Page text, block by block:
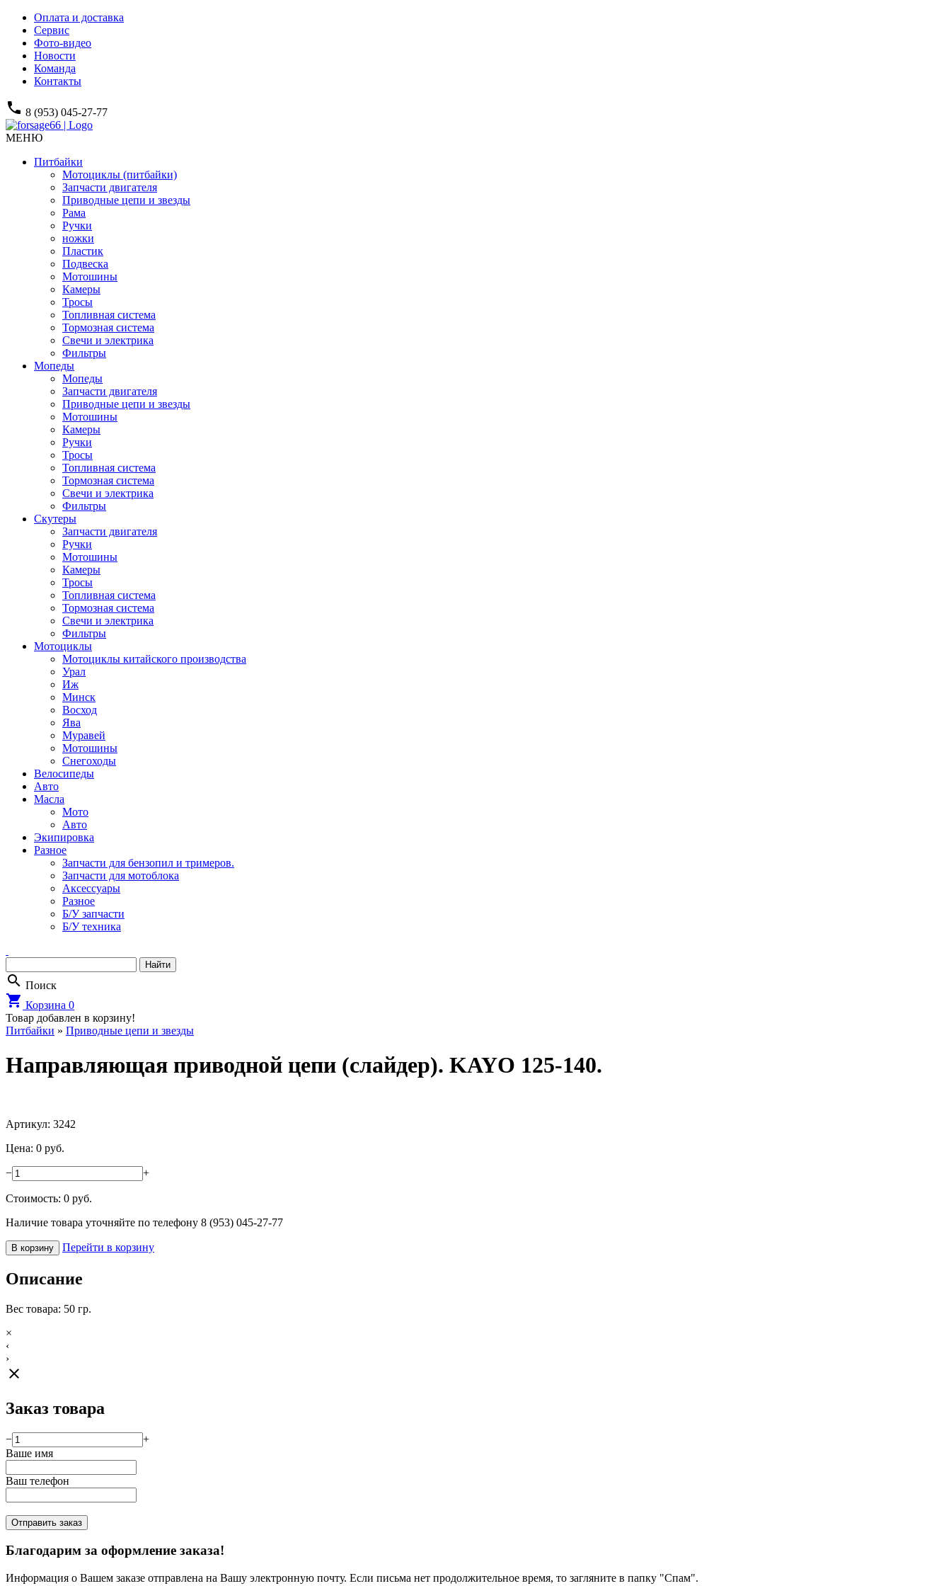
Оплата и доставка
Сервис
Фото-видео
Новости
Команда
Контакты
phone 8 (953) 045-27-77
МЕНЮ
Питбайки
Мотоциклы (питбайки)
Запчасти двигателя
Приводные цепи и звезды
Рама
Ручки
ножки
Пластик
Подвеска
Мотошины
Камеры
Тросы
Топливная система
Тормозная система
Свечи и электрика
Фильтры
Мопеды
Мопеды
Запчасти двигателя
Приводные цепи и звезды
Мотошины
Камеры
Ручки
Тросы
Топливная система
Тормозная система
Свечи и электрика
Фильтры
Cкутеры
Запчасти двигателя
Ручки
Мотошины
Камеры
Тросы
Топливная система
Тормозная система
Свечи и электрика
Фильтры
Мотоциклы
Мотоциклы китайского производства
Урал
Иж
Минск
Восход
Ява
Муравей
Мотошины
Снегоходы
Велосипеды
Авто
Масла
Мото
Авто
Экипировка
Разное
Запчасти для бензопил и тримеров.
Запчасти для мотоблока
Аксессуары
Разное
Б/У запчасти
Б/У техника
search Поиск
shopping_cart Корзина 0
Товар добавлен в корзину!
Питбайки » Приводные цепи и звезды
Направляющая приводной цепи (слайдер). KAYO 125-140.
Артикул: 3242
Цена: 0 руб.
− +
Стоимость: 0 руб.
Наличие товара уточняйте по телефону 8 (953) 045-27-77
В корзину Перейти в корзину
Описание
Вес товара: 50 гр.
×
‹
›
close
Заказ товара
−
+
Ваше имя
Ваш телефон
Отправить заказ
Благодарим за оформление заказа!
Информация о Вашем заказе отправлена на Вашу электронную почту. Если письма нет продолжительное время, то загляните в папку "Спам".